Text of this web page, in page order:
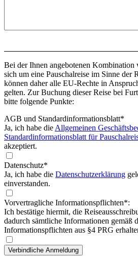
Bei der Ihnen angebotenen Kombination
sich um eine Pauschalreise im Sinne
können daher alle EU-Rechte in
gelten. Zur Buchung dieser Reise bei
bitte folgende Punkte:
AGB und Standardinformationsblatt*
Ja, ich habe die Allgemeinen
Standardinformationsblatt für
akzeptiert.
Datenschutz*
Ja, ich habe die Datenschutzerklärung
einverstanden.
Vorvertragliche Informationspflichten*:
Ich bestätige hiermit, die
dadurch sämtliche Informationen gemäß
Informationspflichten aus §4 PRG